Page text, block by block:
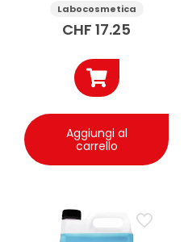
iperconcentrato 500
ml
Labocosmetica
CHF 17.25
Aggiungi al
carrello